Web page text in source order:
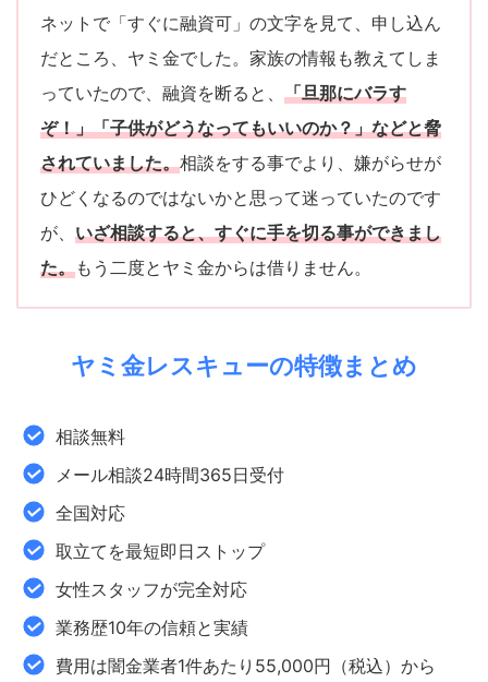
ネットで「すぐに融資可」の文字を見て、申し込ん
だところ、ヤミ金でした。家族の情報も教えてしま
っていたので、融資を断ると、 「旦那にバラす
ぞ！」「子供がどうなってもいいのか？」などと脅
されていました。相談をする事でより、嫌がらせが
ひどくなるのではないかと思って迷っていたのです
が、 いざ相談すると、すぐに手を切る事ができまし
た。もう二度とヤミ金からは借りません。
ヤミ金レスキューの特徴まとめ
相談無料
メール相談24時間365日受付
全国対応
取立てを最短即日ストップ
女性スタッフが完全対応
業務歴10年の信頼と実績
費用は闇金業者1件あたり55,000円（税込）から